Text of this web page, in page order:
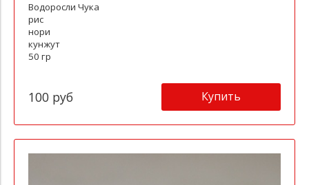
Водоросли Чука
рис
нори
кунжут
50 гр
100 руб Купить